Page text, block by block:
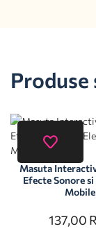
Masuta
Efecte Sonore
Mobile
137,00